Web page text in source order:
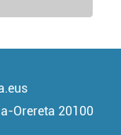
Orereta 20100